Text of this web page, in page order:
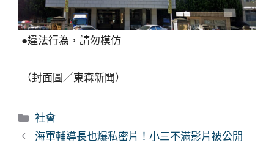
●違法行為，請勿模仿
（封面圖／東森新聞）
分
類
社會
海軍輔導長也爆私密片！小三不滿影片被公開